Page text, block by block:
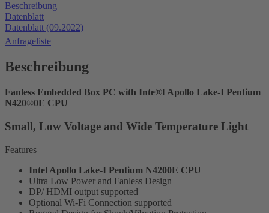
Beschreibung
Datenblatt
Datenblatt (09.2022)
Anfrageliste
Beschreibung
Fanless Embedded Box PC with Inte®l Apollo Lake-I Pentium
N420®0E CPU
Small, Low Voltage and Wide Temperature Light
Features
Intel Apollo Lake-I Pentium N4200E CPU
Ultra Low Power and Fanless Design
DP/ HDMI output supported
Optional Wi-Fi Connection supported